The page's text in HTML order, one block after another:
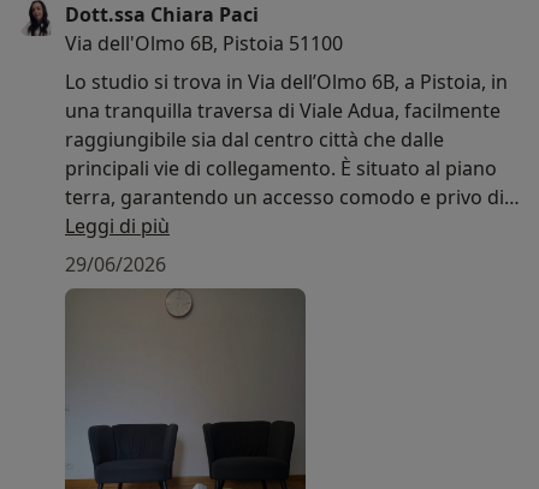
Dott.ssa Chiara Paci
Via dell'Olmo 6B, Pistoia 51100
Lo studio si trova in Via dell’Olmo 6B, a Pistoia, in
una tranquilla traversa di Viale Adua, facilmente
raggiungibile sia dal centro città che dalle
principali vie di collegamento. È situato al piano
terra, garantendo un accesso comodo e privo di
barriere architettoniche.
Lungo la strada e nelle immediate vicinanze sono
disponibili parcheggi gratuiti, che consentono di
offrire uno spazio di ascolto in cui sentirsi a
proprio agio. Lo studio è progettato per favorire
Leggi di più
29/06/2026